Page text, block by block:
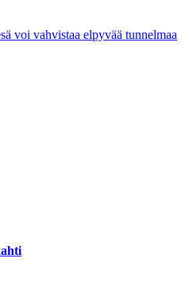
voi vahvistaa elpyvää tunnelmaa